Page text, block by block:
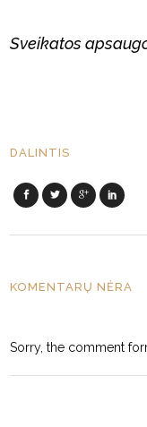
Sveikatos
DALINTIS
KOMENTARŲ NĖRA
Sorry, the comment